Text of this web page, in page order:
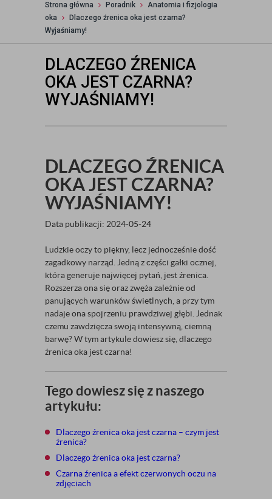
Strona główna Poradnik
Anatomia i fizjologia
oka
Dlaczego źrenica oka jest czarna?
Wyjaśniamy!
DLACZEGO ŹRENICA
OKA JEST CZARNA?
WYJAŚNIAMY!
DLACZEGO ŹRENICA
OKA JEST CZARNA?
WYJAŚNIAMY!
Data publikacji: 2024-05-24
Ludzkie oczy to piękny, lecz jednocześnie dość
zagadkowy narząd. Jedną z części gałki ocznej,
która generuje najwięcej pytań, jest źrenica.
Rozszerza ona się oraz zwęża zależnie od
panujących warunków świetlnych, a przy tym
nadaje ona spojrzeniu prawdziwej głębi. Jednak
czemu zawdzięcza swoją intensywną, ciemną
barwę? W tym artykule dowiesz się, dlaczego
źrenica oka jest czarna!
Tego dowiesz się z naszego
artykułu:
Dlaczego źrenica oka jest czarna – czym jest
źrenica?
Dlaczego źrenica oka jest czarna?
Czarna źrenica a efekt czerwonych oczu na
zdjęciach